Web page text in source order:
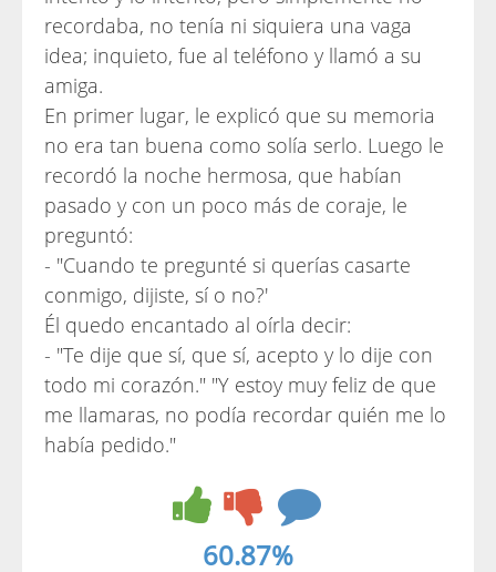
recordaba, no tenía ni siquiera una vaga
idea; inquieto, fue al teléfono y llamó a su
amiga.
En primer lugar, le explicó que su memoria
no era tan buena como solía serlo. Luego le
recordó la noche hermosa, que habían
pasado y con un poco más de coraje, le
preguntó:
- "Cuando te pregunté si querías casarte
conmigo, dijiste, sí o no?'
Él quedo encantado al oírla decir:
- "Te dije que sí, que sí, acepto y lo dije con
todo mi corazón." "Y estoy muy feliz de que
me llamaras, no podía recordar quién me lo
había pedido."
60.87%